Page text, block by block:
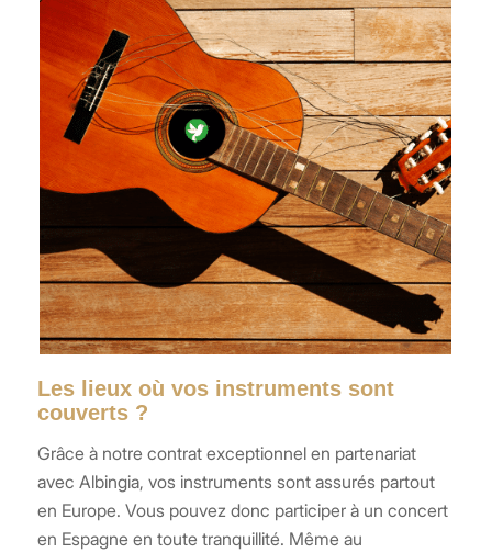
Les lieux où vos instruments sont
couverts ?
Grâce à notre contrat exceptionnel en partenariat
avec Albingia, vos instruments sont assurés partout
en Europe. Vous pouvez donc participer à un concert
en Espagne en toute tranquillité. Même au